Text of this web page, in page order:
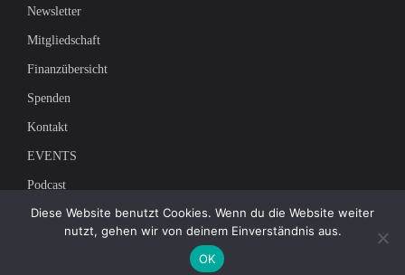
Newsletter
Mitgliedschaft
Finanzübersicht
Spenden
Kontakt
EVENTS
Podcast
Newsletter
Diese Website benutzt Cookies. Wenn du die Website weiter
nutzt, gehen wir von deinem Einverständnis aus.
OK